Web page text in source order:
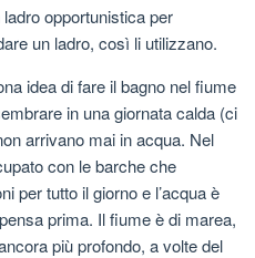
opportunistica per
un ladro, così li utilizzano.
idea di fare il bagno nel fiume
in una giornata calda (ci
arrivano mai in acqua. Nel
con le barche che
per tutto il giorno e l’acqua è
prima. Il fiume è di marea,
più profondo, a volte del